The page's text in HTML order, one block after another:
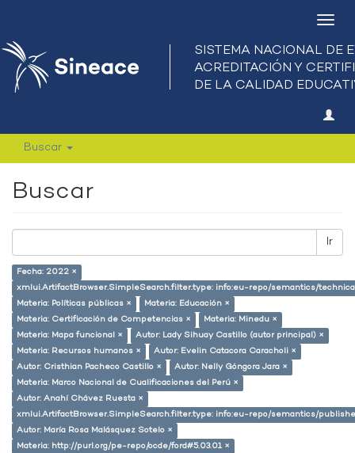
Buscar
Buscar
Ir
Fecha: 2022 ×
xmlui.ArtifactBrowser.SimpleSearch.filter.type: info:eu-repo/semantics/
Materia: Políticas públicas ×
Materia: Educación ×
Materia: Certificación de Competencias ×
Materia: Minedu ×
Materia: Mapa funcional ×
Autor: Lady Sihuay Castillo (autor principal) ×
Materia: Recursos humanos ×
Autor: Evelin Catacora Caracholi ×
Autor: Cristhian Pacheco Castillo ×
Autor: Nelly Góngora Jara ×
Materia: Marco Nacional de Cualificaciones del Perú ×
Autor: Anahí Chávez Ruesta ×
xmlui.ArtifactBrowser.SimpleSearch.filter.type: info:eu-repo/semantics/
Autor: María Rosa Malásquez Sotelo ×
Materia: http://purl.org/pe-repo/ocde/ford#5.03.01 ×